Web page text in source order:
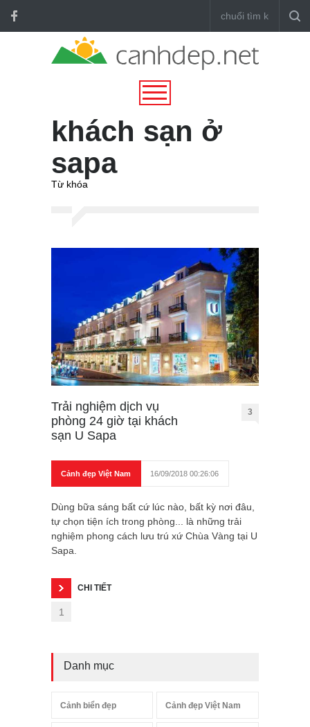
khách sạn ở
sapa
Từ khóa
Trải nghiệm dịch vụ
phòng 24 giờ tại khách
sạn U Sapa
3
Cảnh đẹp Việt Nam 16/09/2018 00:26:06
Dùng bữa sáng bất cứ lúc nào, bất kỳ nơi đâu,
tự chọn tiện ích trong phòng... là những trải
nghiệm phong cách lưu trú xứ Chùa Vàng tại U
Sapa.
CHI TIẾT
1
Danh mục
Cảnh biển đẹp Cảnh đẹp Việt Nam